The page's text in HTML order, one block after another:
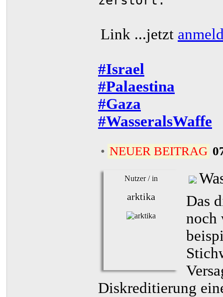
Link ...jetzt
#Israel
#Palaestina
#Gaza
#WasseralsWaffe
• NEUER BEITRAG
Nutzer / in
arktika
Das
noch
Diskreditierung